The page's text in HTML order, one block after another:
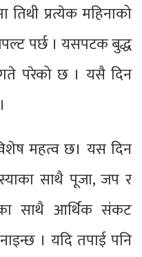
तिथी प्रत्येक महिनाको
पर्छ । यसपटक बुद्ध
परेको छ । यसै दिन
महत्व छ। यस दिन
साथै पूजा, जप र
साथै आर्थिक संकट
। यदि तपाई पनि